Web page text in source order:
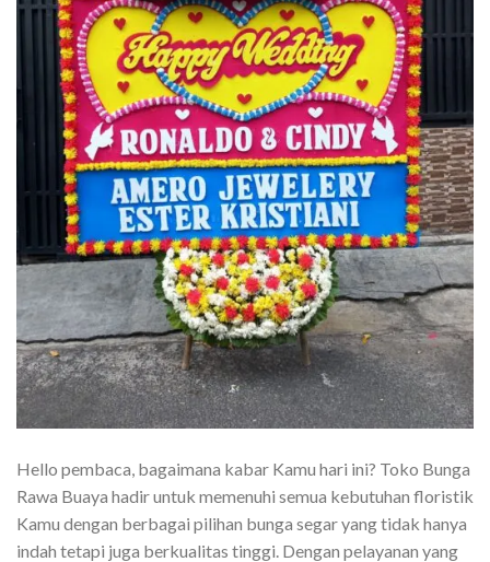
Hello pembaca, bagaimana kabar Kamu hari ini? Toko Bunga
Rawa Buaya hadir untuk memenuhi semua kebutuhan floristik
Kamu dengan berbagai pilihan bunga segar yang tidak hanya
indah tetapi juga berkualitas tinggi. Dengan pelayanan yang